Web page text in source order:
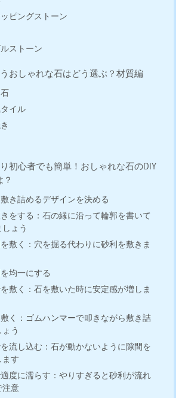
ピングストーン
ストーン
おしゃれな石はどう選ぶ？材質編
イル
初心者でも簡単！おしゃれな石のDIY
き詰めるデザインを決める
をする：石の縁に沿って輪郭を書いて
ょう
敷く：穴を掘る代わりに砂利を敷きま
均一にする
敷く：石を敷いた時に安定感が増しま
く：ゴムハンマーで叩きながら敷き詰
う
流し込む：石が動かないように隙間を
ます
度に濡らす：やりすぎると砂利が流れ
注意